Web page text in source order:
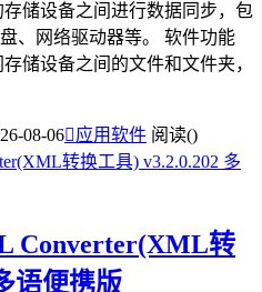
储设备之间进行数据同步，包
、网络驱动器等。 软件功能
储设备之间的文件和文件夹，
08-06应用软件 阅读()
Converter(XML转
语便携版